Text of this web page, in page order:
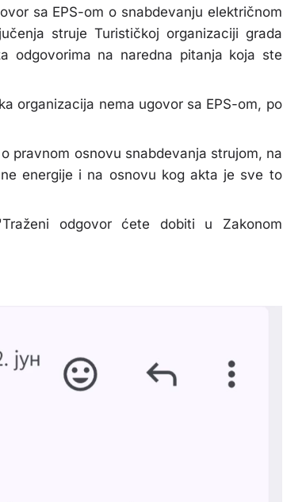
sa EPS-om o snabdevanju električnom
struje Turističkoj organizaciji grada
odgovorima na naredna pitanja koja ste
organizacija nema ugovor sa EPS-om, po
pravnom osnovu snabdevanja strujom, na
energije i na osnovu kog akta je sve to
odgovor ćete dobiti u Zakonom